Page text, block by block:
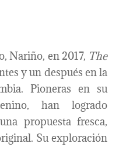
Nariño, en 2017, The
y un después en la
Pioneras en su
han logrado
propuesta fresca,
Su exploración